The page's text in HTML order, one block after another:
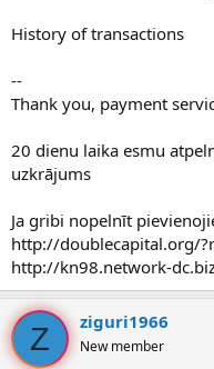
History of transactions
--
Thank you, payment
20 dienu laika esmu
uzkrājums
Ja gribi nopelnīt
http://doublecapital.org/
http://kn98.network-
Z ziguri1966
New member